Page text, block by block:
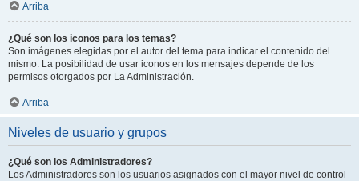
Arriba
¿Qué son los iconos para los temas?
Son imágenes elegidas por el autor del tema para indicar el contenido del
mismo. La posibilidad de usar iconos en los mensajes depende de los
permisos otorgados por La Administración.
Arriba
Niveles de usuario y grupos
¿Qué son los Administradores?
Los Administradores son los usuarios asignados con el mayor nivel de control